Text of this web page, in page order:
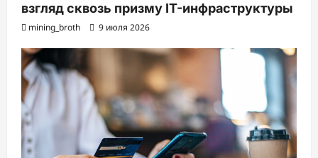
взгляд сквозь призму IT-инфраструктуры
mining_broth 9 июля 2026